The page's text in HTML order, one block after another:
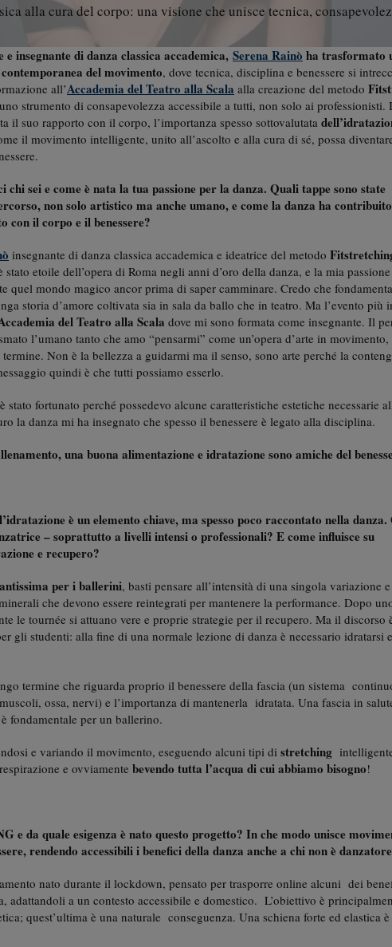
alla cura del corpo: una visione che unisce tecnica,
e insegnante di danza classica accademica, Serena Rainò ha trasformato
del movimento, dove tecnica, disciplina e benessere si
all’Accademia del Teatro alla Scala alla creazione del metodo
strumento di consapevolezza accessibile a tutti, non solo ai professionisti.
il suo rapporto con il corpo, l’importanza spesso sottovalutata
il movimento intelligente, unito all’ascolto e alla cura di sé, possa
chi sei e come è nata la tua passione per la danza. Quali tappe sono state
non solo artistico ma anche umano, e come la danza ha
il corpo e il benessere?
insegnante di danza classica accademica e ideatrice del metodo
etoile dell’opera di Roma negli anni d’oro della danza, e la mia
quel mondo magico ancor prima di saper camminare. Credo che
storia d’amore coltivata sia in sala da ballo che in teatro. Ma l’evento più
del Teatro alla Scala dove mi sono formata come insegnante. Il
l’umano tanto che amo “pensarmi” come un’opera d’arte in
Non è la bellezza a guidarmi ma il senso, sono arte perché la
quindi è che tutti possiamo esserlo.
fortunato perché possedevo alcune caratteristiche estetiche necessarie
la danza mi ha insegnato che spesso il benessere è legato alla disciplina.
una buona alimentazione e idratazione sono amiche del
è un elemento chiave, ma spesso poco raccontato nella danza.
– soprattutto a livelli intensi o professionali? E come influisce su
e recupero?
per i ballerini, basti pensare all’intensità di una singola variazione
che devono essere reintegrati per mantenere la performance. Dopo
le tournée si attuano vere e proprie strategie per il recupero. Ma il discorso
gli studenti: alla fine di una normale lezione di danza è necessario idratarsi e
termine che riguarda proprio il benessere della fascia (un sistema
ossa, nervi) e l’importanza di mantenerla idratata. Una fascia in
fondamentale per un ballerino.
e variando il movimento, eseguendo alcuni tipi di stretching
e ovviamente bevendo tutta l’acqua di cui abbiamo bisogno!
e da quale esigenza è nato questo progetto? In che modo unisce
rendendo accessibili i benefici della danza anche a chi non è
nato durante il lockdown, pensato per trasporre online alcuni dei
adattandoli a un contesto accessibile e domestico. L’obiettivo è
quest’ultima è una naturale conseguenza. Una schiena forte ed elastica è